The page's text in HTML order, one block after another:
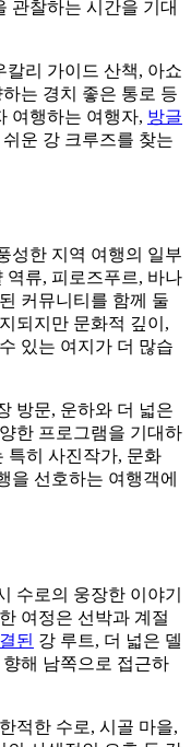
관찰하는 시간을 기대
리 가이드 산책, 아쇼
는 경치 좋은 통로 등
여행하는 여행자, 방글
운 강 크루즈를 찾는
성한 지역 여행의 일부
역류, 피로즈푸르, 바나
커뮤니티를 함께 둘
되지만 문화적 깊이,
있는 여지가 더 많습
방문, 운하와 더 넓은
한 프로그램을 기대하
특히 사진작가, 문화
을 선호하는 여행객에
수로의 웅장한 이야기
여정은 선박과 계절
된 강 루트, 더 넓은 델
해 남쪽으로 접근하
적한 수로, 시골 마을,